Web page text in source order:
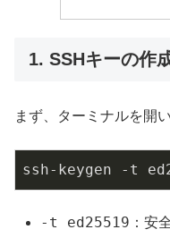
1. SSHキーの作
まず、ターミナルを開
ssh-keygen -t
-t ed25519 ：安